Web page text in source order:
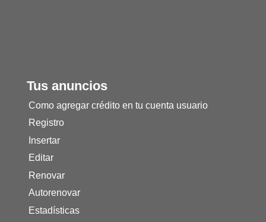
Tus anuncios
Como agregar crédito en tu cuenta usuario
Registro
Insertar
Editar
Renovar
Autorenovar
Estadísticas